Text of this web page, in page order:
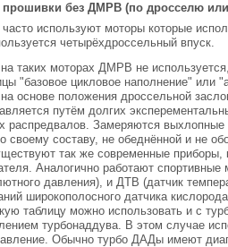
без ДМРВ (по дросселю
часто используют моторы которые
четырёхдроссельный впуск.
таких моторах ДМРВ не
"базовое цикловое наполнение"
основе положения дроссельной
путём долгих
распредвалов. Замеряются
своему составу, не обеднённой и не
так же современные
Аналогично работают
давления), и ДТВ (датчик
широкополосного датчика
таблицу можно использовать и с
турбонаддува. В этом случае
Обычно турбо ДАДы имеют